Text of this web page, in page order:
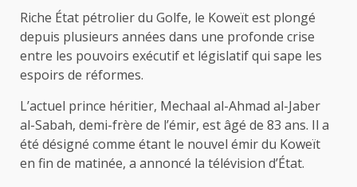
Riche État pétrolier du Golfe, le Koweït est plongé
depuis plusieurs années dans une profonde crise
entre les pouvoirs exécutif et législatif qui sape les
espoirs de réformes.
L’actuel prince héritier, Mechaal al-Ahmad al-Jaber
al-Sabah, demi-frère de l’émir, est âgé de 83 ans. Il a
été désigné comme étant le nouvel émir du Koweït
en fin de matinée, a annoncé la télévision d’État.